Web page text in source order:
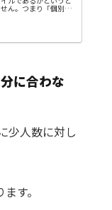
ん。つまり「個別指
に合わな
少人数に対し
す。